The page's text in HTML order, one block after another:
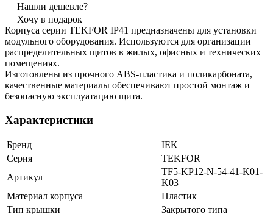
Нашли дешевле?
Хочу в подарок
Корпуса серии TEKFOR IP41 предназначены для установки
модульного оборудования. Используются для организации
распределительных щитов в жилых, офисных и технических
помещениях.
Изготовлены из прочного ABS-пластика и поликарбоната,
качественные материалы обеспечивают простой монтаж и
безопасную эксплуатацию щита.
Характеристики
Бренд
IEK
Серия
TEKFOR
Артикул
TF5-KP12-N-54-41-K01-
K03
Материал корпуса
Пластик
Тип крышки
Закрытого типа